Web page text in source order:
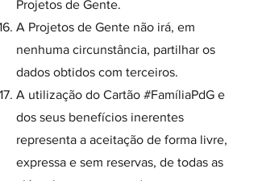
Projetos de Gente.
A Projetos de Gente não irá, em
nenhuma circunstância, partilhar os
dados obtidos com terceiros.
A utilização do Cartão #FamíliaPdG e
dos seus benefícios inerentes
representa a aceitação de forma livre,
expressa e sem reservas, de todas as